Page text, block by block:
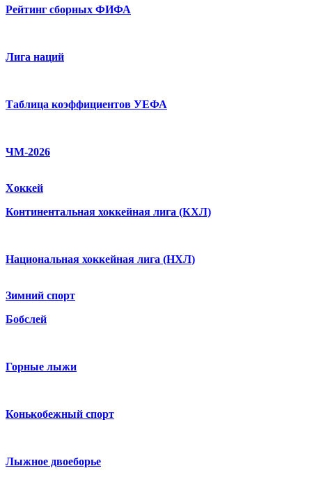
Рейтинг сборных ФИФА
Лига наций
Таблица коэффициентов УЕФА
ЧМ-2026
Хоккей
Континентальная хоккейная лига (КХЛ)
Национальная хоккейная лига (НХЛ)
Зимний спорт
Бобслей
Горные лыжи
Конькобежный спорт
Лыжное двоеборье